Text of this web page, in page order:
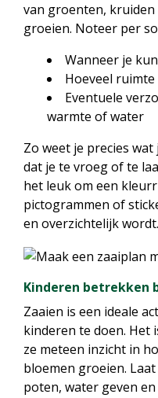
van groenten,
groeien. Noteer per
Wanneer je
Hoeveel
Eventuele
warmte of water
Zo weet je precies
dat je te vroeg of te
het leuk om een
pictogrammen of
en overzichtelijk wordt.
Kinderen betrekken
Zaaien is een ideale
kinderen te doen. Het
ze meteen inzicht in
bloemen groeien.
poten, water geven